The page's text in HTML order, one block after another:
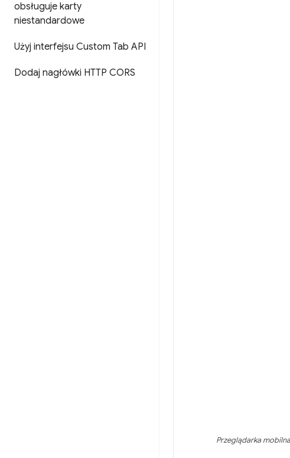
obsługuje karty
niestandardowe
Użyj interfejsu Custom Tab API
Dodaj nagłówki HTTP CORS
Przeglądarka